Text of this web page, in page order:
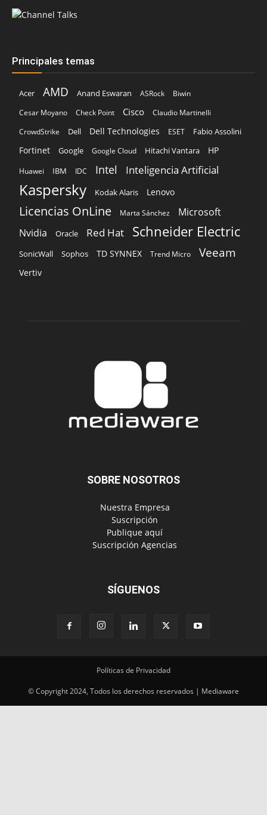
Principales temas
Acer AMD Anand Eswaran ASRock
Biwin
Cesar Moyano
Check Point Cisco
Claudio Martinelli
CrowdStrike
Dell Dell Technologies ESET Fabio Assolini
Fortinet Google Google Cloud Hitachi Vantara HP
Huawei IBM IDC Intel Inteligencia Artificial
Kaspersky Kodak Alaris Lenovo
Licencias OnLine Marta Sánchez
Microsoft
Nvidia
Oracle Red Hat Schneider Electric
SonicWall Sophos TD SYNNEX Trend Micro Veeam
Vertiv
SOBRE NOSOTROS
‎ Nuestra Empresa
‎ Suscripción
‎ Publique aquí
‎ Suscripción Agencias
SÍGUENOS
Políticas de Privacidad
© Copyright 2024, Todos los derechos reservados | Mediaware